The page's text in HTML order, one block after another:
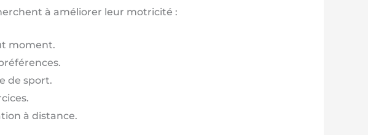
à améliorer leur motricité :
moment.
de sport.
à distance.